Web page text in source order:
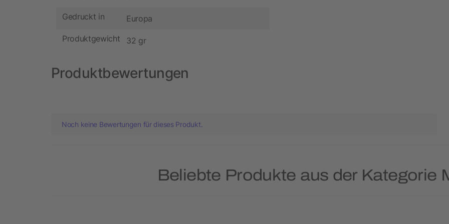
Gedruckt in Europa
Produktgewicht 32 gr
Produktbewertungen
Noch keine Bewertungen für dieses Produkt.
Beliebte Produkte aus der Kategorie